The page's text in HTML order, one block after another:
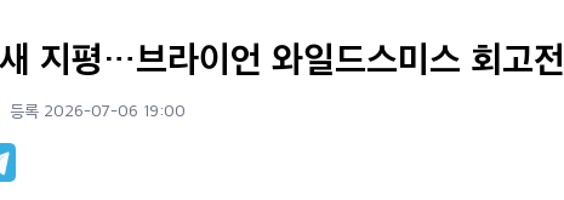
지평…브라이언 와일드스미스 회고전
등록 2026-07-06 19:00